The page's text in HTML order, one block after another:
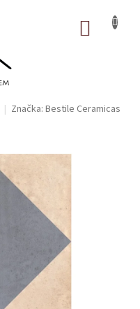
Značka: Bestile Ceramicas